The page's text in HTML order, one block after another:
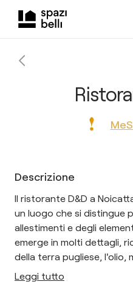
Descrizione
Il ristorante D&D a
un luogo che si distingue
allestimenti e degli
emerge in molti dettagli,
della terra pugliese, l'olio,
Leggi tutto